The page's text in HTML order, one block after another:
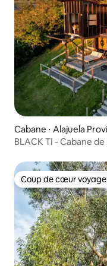
Cabane ⋅ Alajuela
BLACK TI - Cabane
Coup de cœur
Coup de cœur